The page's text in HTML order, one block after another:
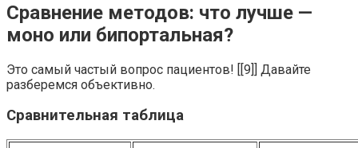
Сравнение методов: что лучше —
моно или бипортальная?
Это самый частый вопрос пациентов! [[9]] Давайте
разберемся объективно.
Сравнительная таблица